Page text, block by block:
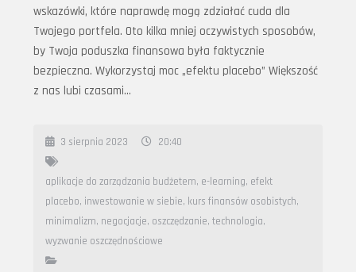
wskazówki, które naprawdę mogą zdziałać cuda dla
Twojego portfela. Oto kilka mniej oczywistych sposobów,
by Twoja poduszka finansowa była faktycznie
bezpieczna. Wykorzystaj moc „efektu placebo” Większość
z nas lubi czasami…
3 sierpnia 2023 20:40
aplikacje do zarządzania budżetem, e-learning, efekt
placebo, inwestowanie w siebie, kurs finansów osobistych,
minimalizm, negocjacje, oszczędzanie, technologia,
wyzwanie oszczędnościowe